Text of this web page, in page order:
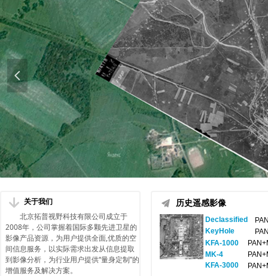
넳
关于我们
녓
北京拓普视野科技有限公司成立于
2008年，公司掌握着国际多颗先进卫星的
影像产品资源，为用户提供全面,优质的空
间信息服务，以实际需求出发从信息提取
到影像分析，为行业用户提供“量身定制”的
增值服务及解决方案。
Declassified
KeyHole
KFA-1000
MK-4
历史遥感影像
KFA-3000
끔